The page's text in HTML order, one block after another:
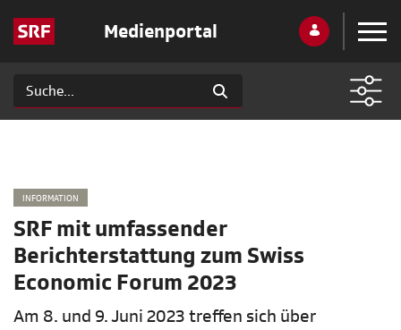
Medienportal
INFORMATION
SRF mit umfassender
Berichterstattung zum Swiss
Economic Forum 2023
Am 8. und 9. Juni 2023 treffen sich über